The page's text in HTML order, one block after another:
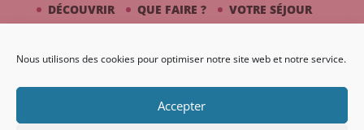
Nous utilisons des cookies pour optimiser notre site web et notre service.
Accepter
DÉCOUVRIR QUE FAIRE ?
VOTRE SÉJOUR
AGENDA GALERIE